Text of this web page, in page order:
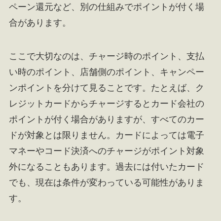
ペーン還元など、別の仕組みでポイントが付く場
合があります。
ここで大切なのは、チャージ時のポイント、支払
い時のポイント、店舗側のポイント、キャンペー
ンポイントを分けて見ることです。たとえば、ク
レジットカードからチャージするとカード会社の
ポイントが付く場合がありますが、すべてのカー
ドが対象とは限りません。カードによっては電子
マネーやコード決済へのチャージがポイント対象
外になることもあります。過去には付いたカード
でも、現在は条件が変わっている可能性がありま
す。